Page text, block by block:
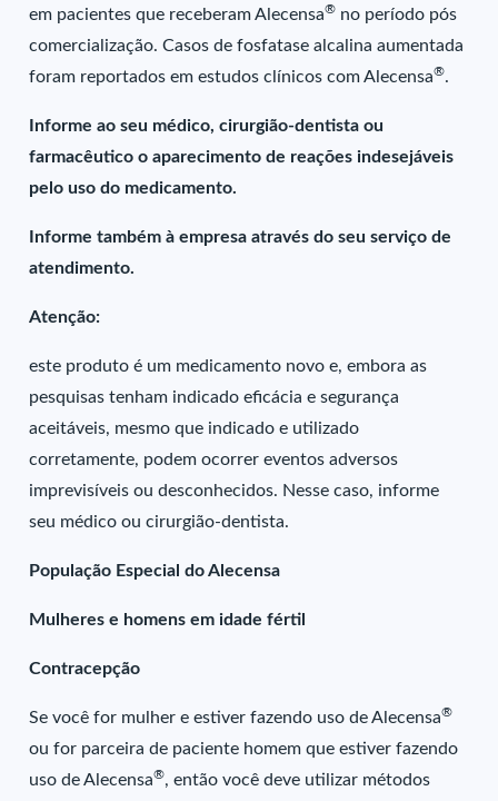
em pacientes que receberam Alecensa® no período pós
comercialização. Casos de fosfatase alcalina aumentada
foram reportados em estudos clínicos com Alecensa®.
Informe ao seu médico, cirurgião-dentista ou
farmacêutico o aparecimento de reações indesejáveis
pelo uso do medicamento.
Informe também à empresa através do seu serviço de
atendimento.
Atenção:
este produto é um medicamento novo e, embora as
pesquisas tenham indicado eficácia e segurança
aceitáveis, mesmo que indicado e utilizado
corretamente, podem ocorrer eventos adversos
imprevisíveis ou desconhecidos. Nesse caso, informe
seu médico ou cirurgião-dentista.
População Especial do Alecensa
Mulheres e homens em idade fértil
Contracepção
Se você for mulher e estiver fazendo uso de Alecensa®
ou for parceira de paciente homem que estiver fazendo
uso de Alecensa®, então você deve utilizar métodos